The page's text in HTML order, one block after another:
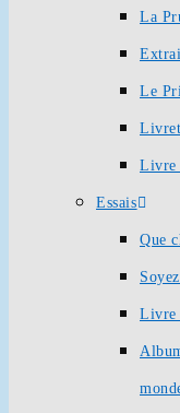
La
Le
Livre
Essais
Que
Livre